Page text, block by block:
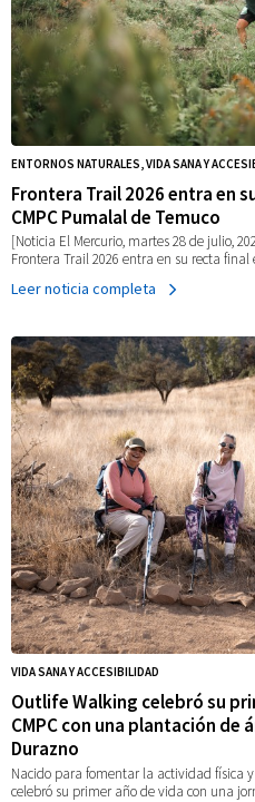
ENTORNOS NATURALES, VIDA SANA Y
Frontera Trail 2026 entra en
CMPC Pumalal de Temuco
[Noticia El Mercurio, martes 28 de julio,
Frontera Trail 2026 entra en su recta
Leer noticia completa
VIDA SANA Y ACCESIBILIDAD
Outlife Walking celebró su
CMPC con una plantación de
Durazno
Nacido para fomentar la actividad física
celebró su primer año de vida con una